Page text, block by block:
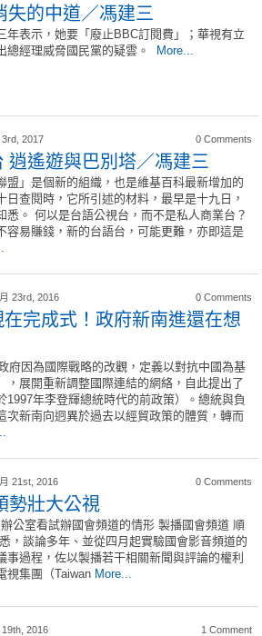
失的中道／馮建三
年表示，她要「廢止BBC訂閱費」；華視有立
總經理威脅國民黨的疑雲。
More...
2017 0 Comments
逍遙遊與巴別塔／馮建三
盟」是個新的組織，也是維基百科最新增加的
日查閱時，它所引述的材料，最早是十九日，
悉。 何以是台語公視台，而不是私人商業台？
容易賺錢，新的台語台，可能更難，亦即這是
23rd, 2016 0 Comments
完成式！政府新南進還在想
因為國際戰略的改觀，定義以對抗中國為基
，展開重新調整國際連結的網絡，自此提出了
1997年李登輝總統時代的前政策）。總統與負
次新南向迥異於過去以經貿政策的體質，轉而
21st, 2016 0 Comments
勢壯大公視
公室看試辦國會頻道的情形 製播國會頻道 順
，談論多年、並從四月起實驗國會影音頻道的
事過程，佐以製播若干相關新聞與評論的權利
視集團（Taiwan More...
2016 1 Comment